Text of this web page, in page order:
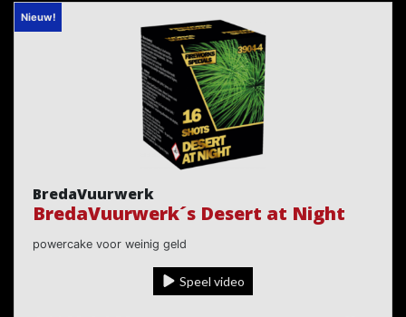
Nieuw!
BredaVuurwerk
BredaVuurwerk´s Desert at Night
powercake voor weinig geld
Speel video